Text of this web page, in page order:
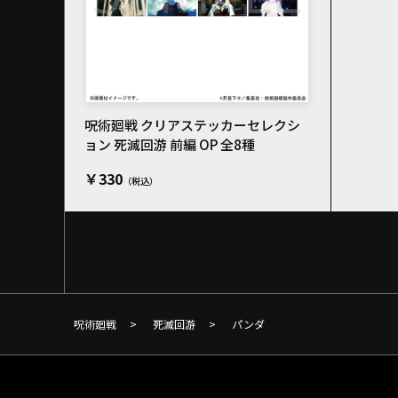
呪術廻戦 クリアステッカーセレクシ
ョン 死滅回游 前編 OP 全8種
￥330
呪術廻戦 > 死滅回游 > パンダ